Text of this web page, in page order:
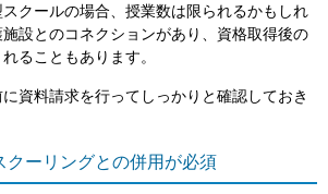
クールの場合、授業数は限られるかもしれ
設とのコネクションがあり、資格取得後の
ることもあります。
資料請求を行ってしっかりと確認しておき
クーリングとの併用が必須